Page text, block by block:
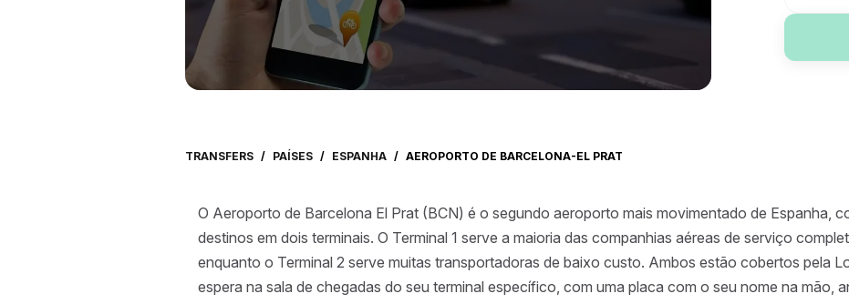
TRANSFERS / PAÍSES / ESPANHA / AEROPORTO DE BARCELONA-EL PRAT
O Aeroporto de Barcelona El Prat (BCN) é o segundo aeroporto mais movimentado de Espanha,
destinos em dois terminais. O Terminal 1 serve a maioria das companhias aéreas de serviço
enquanto o Terminal 2 serve muitas transportadoras de baixo custo. Ambos estão cobertos pela
espera na sala de chegadas do seu terminal específico, com uma placa com o seu nome na mão,